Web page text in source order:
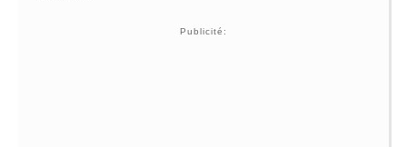
Publicité: